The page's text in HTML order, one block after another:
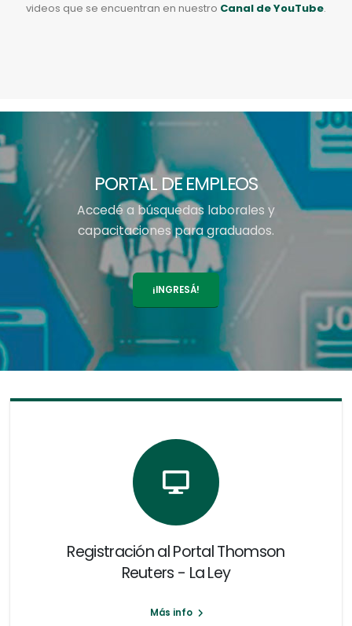
videos que se encuentran en nuestro Canal de YouTube.
PORTAL DE EMPLEOS
Accedé a búsquedas laborales y
capacitaciones para graduados.
¡INGRESÁ!
Registración al Portal Thomson
Reuters - La Ley
Más info